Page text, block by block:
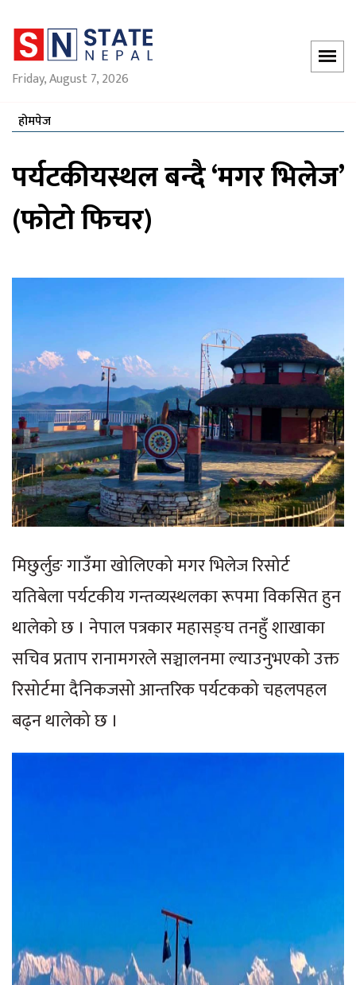
Friday, August 7, 2026
होमपेज
पर्यटकीयस्थल बन्दै ‘मगर भिलेज’
(फोटो फिचर)
मिछुर्लुङ गाउँमा खोलिएको मगर भिलेज रिसोर्ट
यतिबेला पर्यटकीय गन्तव्यस्थलका रूपमा विकसित हुन
थालेको छ । नेपाल पत्रकार महासङ्घ तनहुँ शाखाका
सचिव प्रताप रानामगरले सञ्चालनमा ल्याउनुभएको उक्त
रिसोर्टमा दैनिकजसो आन्तरिक पर्यटकको चहलपहल
बढ्न थालेको छ ।